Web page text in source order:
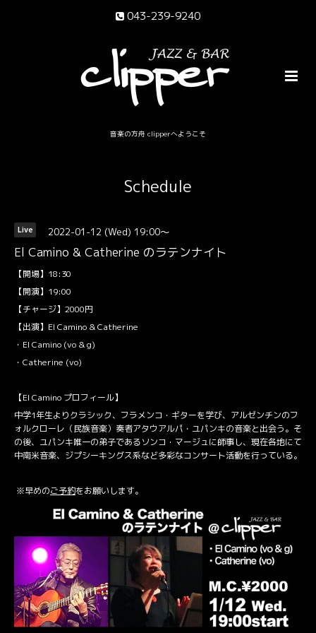
043-239-9240
音楽の方舟 clipperへようこそ
Schedule
Live 2022-01-12 (Wed) 19:00～
El Camino & Catherine のラテンナイト
【開場】18:30
【開演】19:00
【チャージ】2000円
【出演】El Camino & Catherine
・El Camino (vo & g)
・Catherine (vo)
【El Camino プロフィール】
中学1年生よりクラシック、フラメンコ・ギターを学び、アルゼンチンのフ
ォルクローレ（民族音楽）奏者アタウアルパ・ユパンキの音楽と出会う。そ
の後、ユパンキ唯一の弟子であるソンコ・マージュに師事し、現在各地にて
中南米音楽、ジプシーキングス系など多彩なコンサート活動を行っている。
※早めのご予約をお願いします。